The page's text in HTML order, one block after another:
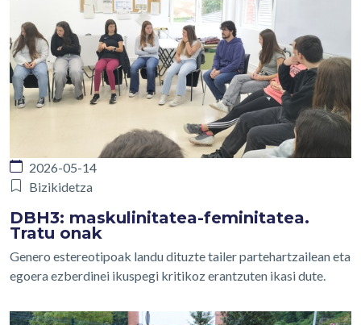
2026-05-14
Bizikidetza
DBH3: maskulinitatea-feminitatea.
Tratu onak
Genero estereotipoak landu dituzte tailer partehartzailean eta
egoera ezberdinei ikuspegi kritikoz erantzuten ikasi dute.